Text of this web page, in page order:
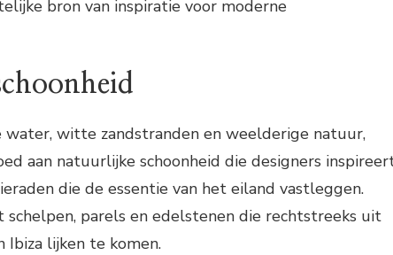
bron van inspiratie voor moderne
witte zandstranden en weelderige natuur,
aan natuurlijke schoonheid die designers
die de essentie van het eiland vastleggen.
schelpen, parels en edelstenen die rechtstreeks uit
Ibiza lijken te komen.